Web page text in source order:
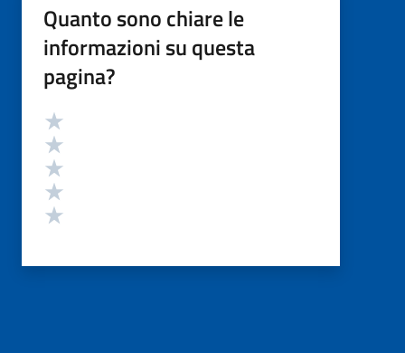
Quanto sono chiare le
informazioni su questa
pagina?
Valutazione